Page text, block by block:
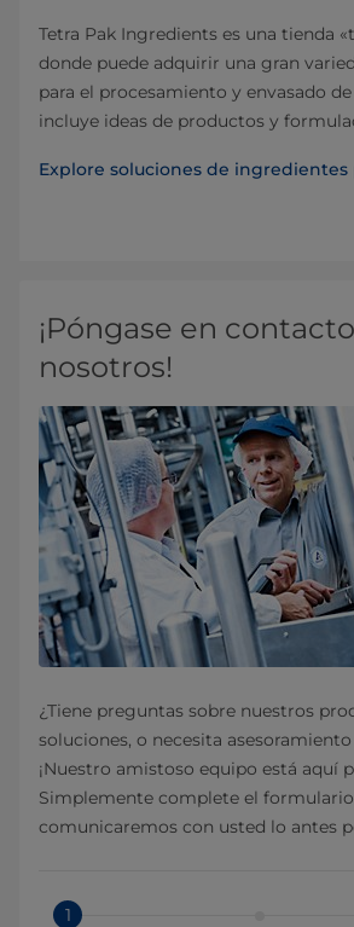
Tetra Pak Ingredients es una tienda
donde puede adquirir una gran
para el procesamiento y envasado
incluye ideas de productos y
Explore soluciones de ingredientes
¡Póngase en
nosotros!
¿Tiene preguntas sobre nuestros
soluciones, o necesita
¡Nuestro amistoso equipo está aquí
Simplemente complete el
comunicaremos con usted lo antes
1